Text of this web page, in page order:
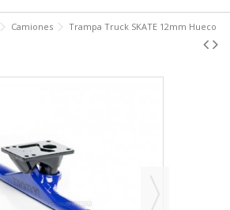
Camiones Trampa Truck SKATE 12mm Hueco